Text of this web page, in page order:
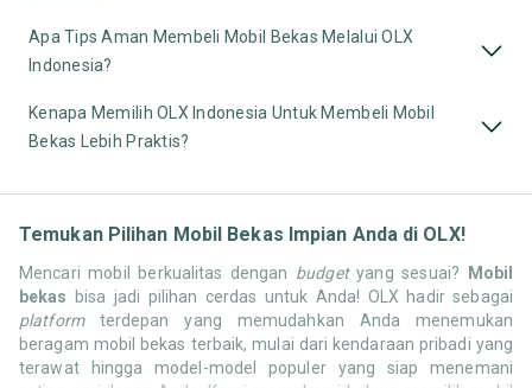
Apa Tips Aman Membeli Mobil Bekas Melalui OLX
Indonesia?
Kenapa Memilih OLX Indonesia Untuk Membeli Mobil
Bekas Lebih Praktis?
Temukan Pilihan Mobil Bekas Impian Anda di OLX!
Mencari mobil berkualitas dengan budgetyang sesuai? Mobil
bekas bisa jadi pilihan cerdas untuk Anda! OLX hadir sebagai
platformterdepan yang memudahkan Anda menemukan
beragam mobil bekas terbaik, mulai dari kendaraan pribadi yang
terawat hingga model-model populer yang siap menemani